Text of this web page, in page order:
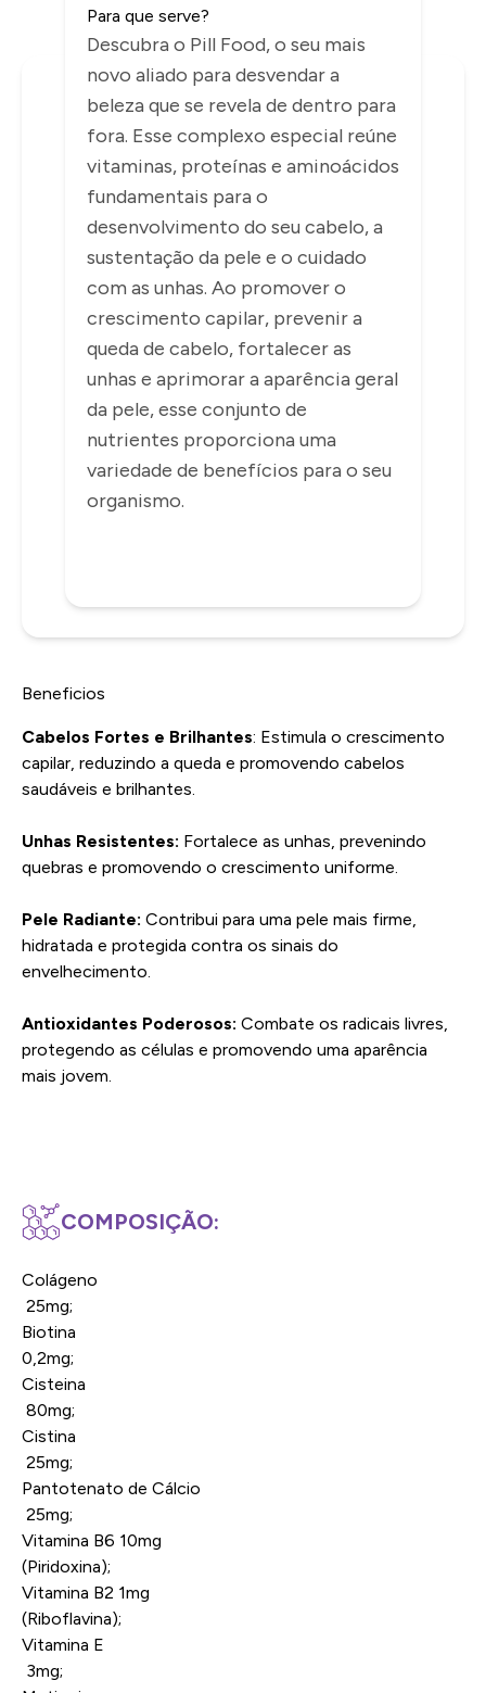
INFORMAÇÕES
Para que serve?
Descubra o Pill Food, o seu mais
novo aliado para desvendar a
beleza que se revela de dentro para
fora. Esse complexo especial reúne
vitaminas, proteínas e aminoácidos
fundamentais para o
desenvolvimento do seu cabelo, a
sustentação da pele e o cuidado
com as unhas. Ao promover o
crescimento capilar, prevenir a
queda de cabelo, fortalecer as
unhas e aprimorar a aparência geral
da pele, esse conjunto de
nutrientes proporciona uma
variedade de benefícios para o seu
organismo.
Beneficios
Cabelos Fortes e Brilhantes: Estimula o crescimento
capilar, reduzindo a queda e promovendo cabelos
saudáveis e brilhantes.
Unhas Resistentes: Fortalece as unhas, prevenindo
quebras e promovendo o crescimento uniforme.
Pele Radiante: Contribui para uma pele mais firme,
hidratada e protegida contra os sinais do
envelhecimento.
Antioxidantes Poderosos: Combate os radicais livres,
protegendo as células e promovendo uma aparência
mais jovem.
COMPOSIÇÃO:
Colágeno
25mg;
Biotina
0,2mg;
Cisteina
80mg;
Cistina
25mg;
Pantotenato de Cálcio
25mg;
Vitamina B6 10mg
(Piridoxina);
Vitamina B2 1mg
(Riboflavina);
Vitamina E
3mg;